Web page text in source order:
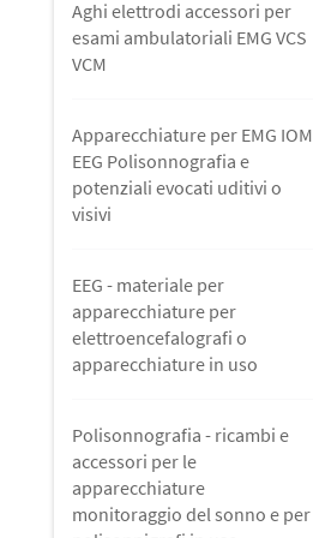
Acuson Esa Ote Mindray
Samsung Sonosite Hitachi
Aloka ATL Medison Toshiba
Polisonnigrafi e accessori per
Pulsossimetri per screening
apnea notturna a dito o a
Sistemi di disinfezione
Maschere e Apparecchiature
CPAP BIPAP NIV
Trasduttori e sensori per
polisonnigrafi Embla Embletta
Compumedics Respironics,
Bionen, Sandman Alice,
Aghi elettrodi accessori per
esami ambulatoriali EMG VCS
VCM
Apparecchiature per EMG IOM
EEG Polisonnografia e
potenziali evocati uditivi o
visivi
EEG - materiale per
apparecchiature per
elettroencefalografi o
apparecchiature in uso
Polisonnografia - ricambi e
accessori per le
apparecchiature
monitoraggio del sonno e per